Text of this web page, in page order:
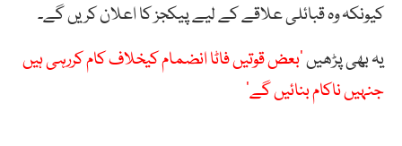
کیونکہ وہ قبائلی علاقے کے لیے پیکجز کا اعلان کریں گے۔
یہ بھی پڑھیں’بعض قوتیں فاٹا انضمام کیخلاف کام کررہی ہیں
جنہیں ناکام بنائیں گے‘